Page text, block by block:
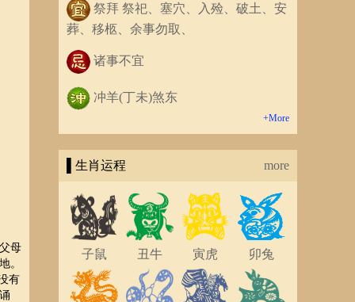
母
。
有
祭拜 祭祀、塞穴、入殓、破土、安
葬、移柩、余事勿取、
诸事不宜
冲羊(丁未)煞东
+More
▌生肖运程 more
子鼠 丑牛 寅虎 卯兔